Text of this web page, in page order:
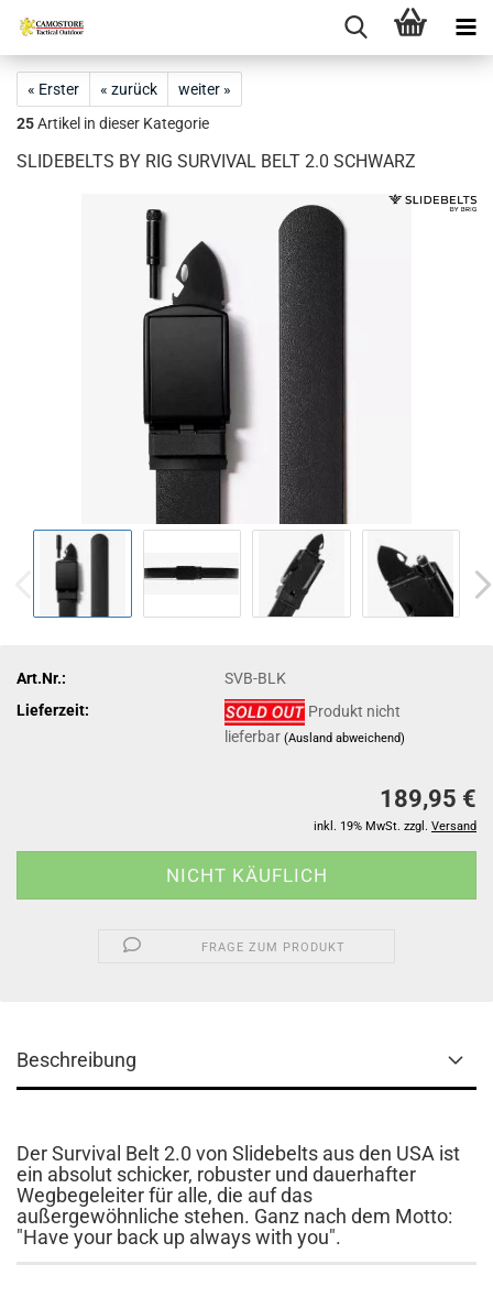
« Erster « zurück
weiter »
25Artikel in dieser Kategorie
SLIDEBELTS BY RIG SURVIVAL BELT 2.0 SCHWARZ
Art.Nr.:
SVB-BLK
Lieferzeit:
Produkt nicht
lieferbar(Ausland abweichend)
189,95 €
inkl. 19% MwSt. zzgl. Versand
FRAGE ZUM PRODUKT
Beschreibung
Der Survival Belt 2.0 von Slidebelts aus den USA ist
ein absolut schicker, robuster und dauerhafter
Wegbegeleiter für alle, die auf das
außergewöhnliche stehen. Ganz nach dem Motto:
"Have your back up always with you".